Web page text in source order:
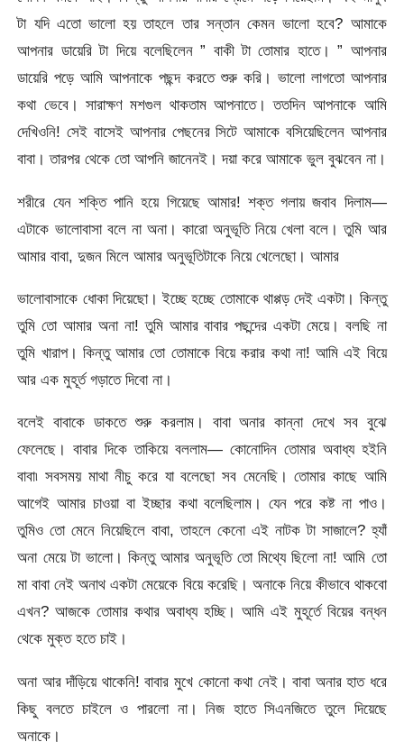
টা যদি এতো ভালো হয় তাহলে তার সন্তান কেমন ভালো হবে? আমাকে
আপনার ডায়েরি টা দিয়ে বলেছিলেন ” বাকী টা তোমার হাতে। ” আপনার
ডায়েরি পড়ে আমি আপনাকে পছন্দ করতে শুরু করি। ভালো লাগতো আপনার
কথা ভেবে। সারাক্ষণ মশগুল থাকতাম আপনাতে। ততদিন আপনাকে আমি
দেখিওনি! সেই বাসেই আপনার পেছনের সিটে আমাকে বসিয়েছিলেন আপনার
বাবা। তারপর থেকে তো আপনি জানেনই। দয়া করে আমাকে ভুল বুঝবেন না।
শরীরে যেন শক্তি পানি হয়ে গিয়েছে আমার! শক্ত গলায় জবাব দিলাম—
এটাকে ভালোবাসা বলে না অনা। কারো অনুভূতি নিয়ে খেলা বলে। তুমি আর
আমার বাবা, দুজন মিলে আমার অনুভূতিটাকে নিয়ে খেলেছো। আমার
ভালোবাসাকে ধোকা দিয়েছো। ইচ্ছে হচ্ছে তোমাকে থাপ্পড় দেই একটা। কিন্তু
তুমি তো আমার অনা না! তুমি আমার বাবার পছন্দের একটা মেয়ে। বলছি না
তুমি খারাপ। কিন্তু আমার তো তোমাকে বিয়ে করার কথা না! আমি এই বিয়ে
আর এক মুহূর্ত গড়াতে দিবো না।
বলেই বাবাকে ডাকতে শুরু করলাম। বাবা অনার কান্না দেখে সব বুঝে
ফেলেছে। বাবার দিকে তাকিয়ে বললাম— কোনোদিন তোমার অবাধ্য হইনি
বাবা৷ সবসময় মাথা নীচু করে যা বলেছো সব মেনেছি। তোমার কাছে আমি
আগেই আমার চাওয়া বা ইচ্ছার কথা বলেছিলাম। যেন পরে কষ্ট না পাও।
তুমিও তো মেনে নিয়েছিলে বাবা, তাহলে কেনো এই নাটক টা সাজালে? হ্যাঁ
অনা মেয়ে টা ভালো। কিন্তু আমার অনুভূতি তো মিথ্যে ছিলো না! আমি তো
মা বাবা নেই অনাথ একটা মেয়েকে বিয়ে করেছি। অনাকে নিয়ে কীভাবে থাকবো
এখন? আজকে তোমার কথার অবাধ্য হচ্ছি। আমি এই মুহূর্তে বিয়ের বন্ধন
থেকে মুক্ত হতে চাই।
অনা আর দাঁড়িয়ে থাকেনি! বাবার মুখে কোনো কথা নেই। বাবা অনার হাত ধরে
কিছু বলতে চাইলে ও পারলো না। নিজ হাতে সিএনজিতে তুলে দিয়েছে
অনাকে।